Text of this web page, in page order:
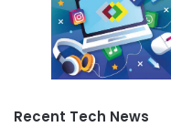
Recent Tech News